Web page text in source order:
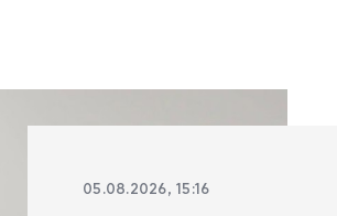
05.08.2026, 15:16